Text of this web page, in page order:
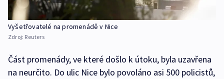
Vyšetřovatelé na promenádě v Nice
Zdroj: Reuters
Část promenády, ve které došlo k útoku, byla uzavřena
na neurčito. Do ulic Nice bylo povoláno asi 500 policistů,